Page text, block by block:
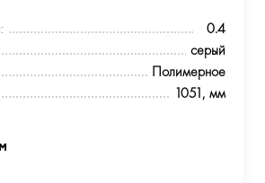
0.4
серый
Полимерное
1051, мм